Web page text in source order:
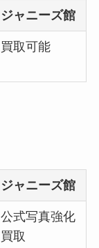
ジャニーズ館
買取可能
ジャニーズ館
公式写真強化
買取